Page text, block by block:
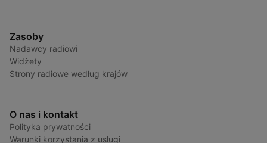
Zasoby
Nadawcy radiowi
Widżety
Strony radiowe według krajów
O nas i kontakt
Polityka prywatności
Warunki korzystania z usługi